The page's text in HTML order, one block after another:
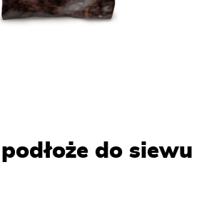
do siewu